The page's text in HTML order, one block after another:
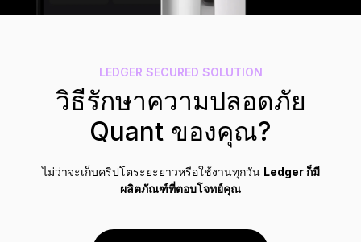
Compare Ledger signers
LEDGER SECURED SOLUTION
วิธีรักษาความปลอดภัย
Quant ของคุณ?
ไม่ว่าจะเก็บคริปโตระยะยาวหรือใช้งานทุกวัน Ledger ก็มี
ผลิตภัณฑ์ที่ตอบโจทย์คุณ